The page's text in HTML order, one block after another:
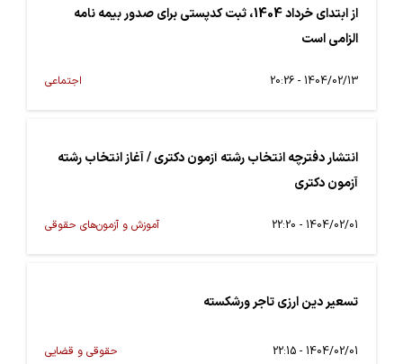
از ابتدای خرداد 1404، ثبت کدپستی برای صدور بیمه نامه
الزامی است
1404/02/13 - 20:26 اجتماعی
انتشار دفترچه انتخاب رشته آزمون دکتری / آغاز انتخاب رشته
آزمون دکتری
1404/02/01 - 22:20 آموزش و آزمون‌های حقوقی
تسعیر دین ارزی تاجر ورشکسته
1404/02/01 - 22:15 حقوقی و قضایی